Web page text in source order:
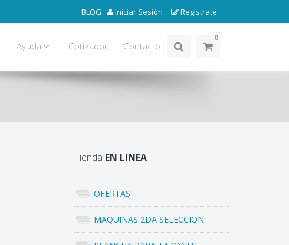
Iniciar Sesión Regístrate
BLOG
Ayuda Cotizador Contacto
0
Tienda EN LINEA
OFERTAS
MAQUINAS 2DA SELECCION